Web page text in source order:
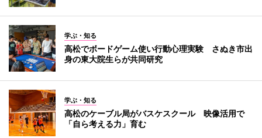
学ぶ・知る
高松でボードゲーム使い行動心理実験 さぬき市出
身の東大院生らが共同研究
学ぶ・知る
高松のケーブル局がバスケスクール 映像活用で
「自ら考える力」育む